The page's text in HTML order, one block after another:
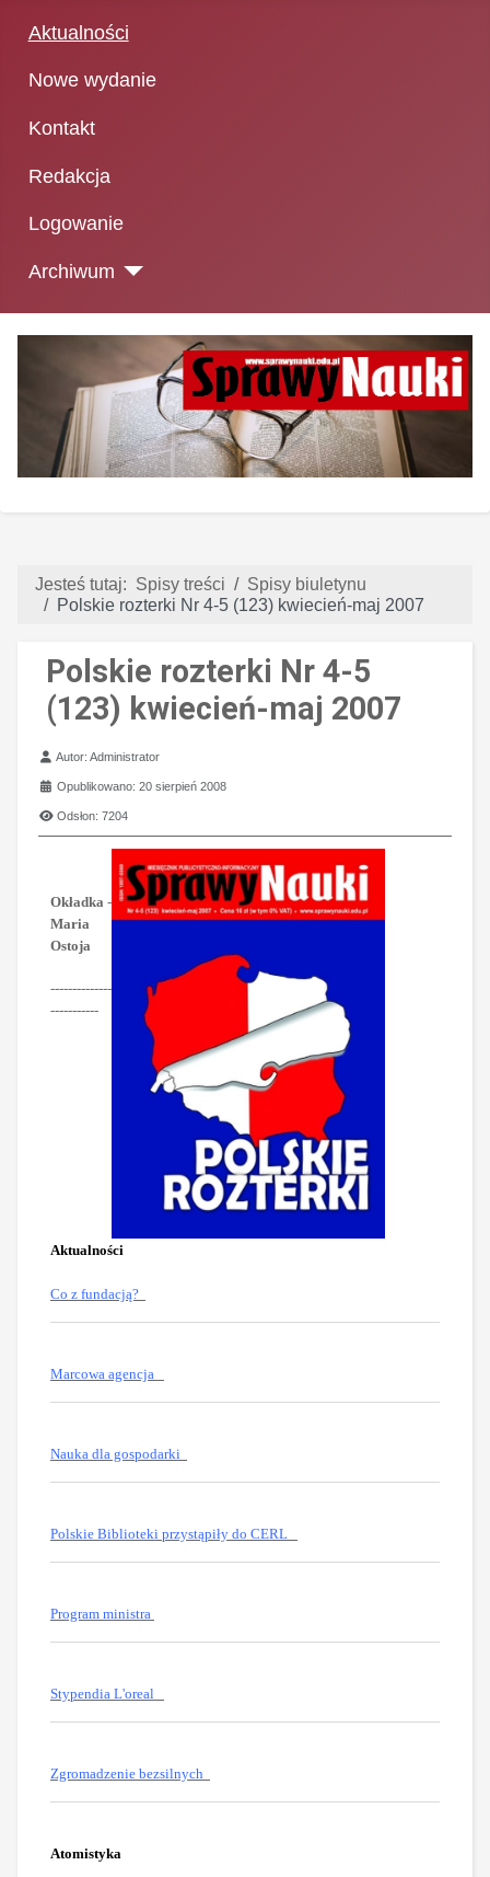
Aktualności
Nowe wydanie
Kontakt
Redakcja
Logowanie
Archiwum
Jesteś tutaj: Spisy treści
Spisy biuletynu
Polskie rozterki Nr 4-5 (123) kwiecień-maj 2007
Polskie rozterki Nr 4-5
(123) kwiecień-maj 2007
Szczegóły
Autor:Administrator
Opublikowano: 20 sierpień 2008
Odsłon: 7204
Okładka -
Maria
Ostoja
--------------
-----------
Aktualności
Co z fundacją?
Marcowa agencja
Nauka dla gospodarki
Polskie Biblioteki przystąpiły do CERL
Program ministra
Stypendia L'oreal
Zgromadzenie bezsilnych
Atomistyka